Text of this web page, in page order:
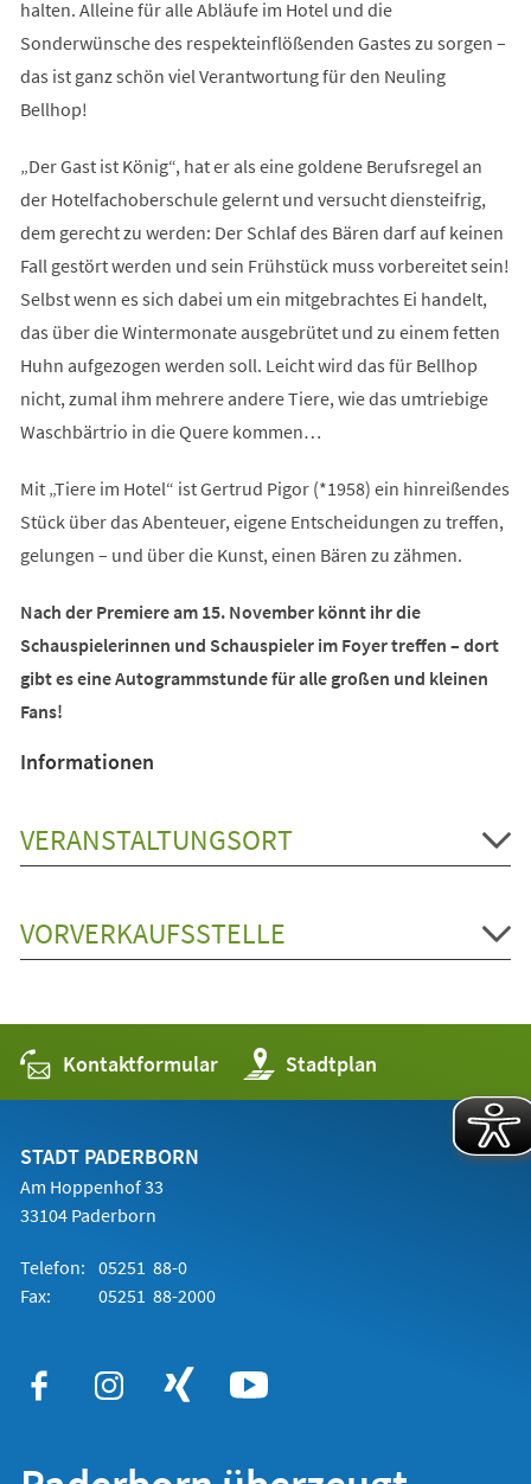
halten. Alleine für alle Abläufe im Hotel und die
Sonderwünsche des respekteinflößenden Gastes zu sorgen –
das ist ganz schön viel Verantwortung für den Neuling
Bellhop!
„Der Gast ist König“, hat er als eine goldene Berufsregel an
der Hotelfachoberschule gelernt und versucht diensteifrig,
dem gerecht zu werden: Der Schlaf des Bären darf auf keinen
Fall gestört werden und sein Frühstück muss vorbereitet sein!
Selbst wenn es sich dabei um ein mitgebrachtes Ei handelt,
das über die Wintermonate ausgebrütet und zu einem fetten
Huhn aufgezogen werden soll. Leicht wird das für Bellhop
nicht, zumal ihm mehrere andere Tiere, wie das umtriebige
Waschbärtrio in die Quere kommen…
Mit „Tiere im Hotel“ ist Gertrud Pigor (*1958) ein hinreißendes
Stück über das Abenteuer, eigene Entscheidungen zu treffen,
gelungen – und über die Kunst, einen Bären zu zähmen.
Nach der Premiere am 15. November könnt ihr die
Schauspielerinnen und Schauspieler im Foyer treffen – dort
gibt es eine Autogrammstunde für alle großen und kleinen
Fans!
Informationen
VERANSTALTUNGSORT
VORVERKAUFSSTELLE
Kontaktformular Stadtplan
(Öffnet
in
einem
STADT PADERBORN
Am Hoppenhof 33
33104 Paderborn
Telefon: 05251 88-0
Fax:
05251 88-2000